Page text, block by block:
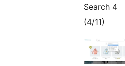
Search 4
(4/11)